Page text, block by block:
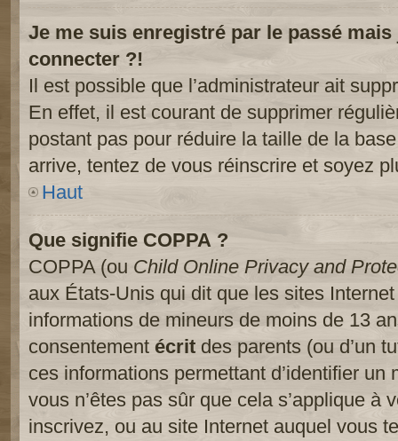
Je me suis enregistré par le passé
connecter ?!
Il est possible que l’administrateur ait
En effet, il est courant de supprimer
postant pas pour réduire la taille de la
arrive, tentez de vous réinscrire et soyez
Haut
Que signifie COPPA ?
COPPA (ou Child Online Privacy and
aux États-Unis qui dit que les sites
informations de mineurs de moins de 13
consentement écrit des parents (ou d’un
ces informations permettant d’identifier
vous n’êtes pas sûr que cela s’applique à
inscrivez, ou au site Internet auquel vous